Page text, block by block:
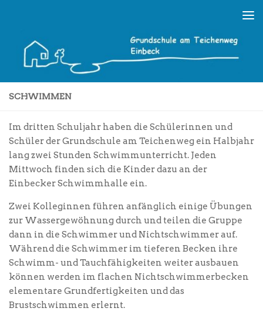
SCHWIMMEN
Im dritten Schuljahr haben die Schülerinnen und
Schüler der Grundschule am Teichenweg ein Halbjahr
lang zwei Stunden Schwimmunterricht. Jeden
Mittwoch finden sich die Kinder dazu an der
Einbecker Schwimmhalle ein.
Zwei Kolleginnen führen anfänglich einige Übungen
zur Wassergewöhnung durch und teilen die Gruppe
dann in die Schwimmer und Nichtschwimmer auf.
Während die Schwimmer im tieferen Becken ihre
Schwimm- und Tauchfähigkeiten weiter ausbauen
können werden im flachen Nichtschwimmerbecken
elementare Grundfertigkeiten und das
Brustschwimmen erlernt.